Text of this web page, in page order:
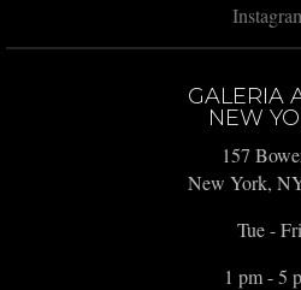
GALERIA
NEW
157
New York,
Tue - Fri
1 pm - 5